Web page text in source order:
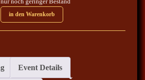
nur noch geringer Bestand
in den Warenkorb
Event Details